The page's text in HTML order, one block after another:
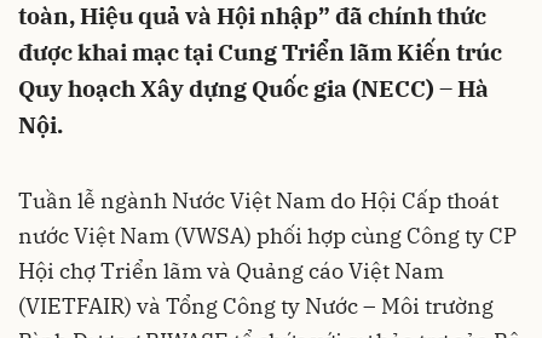
toàn, Hiệu quả và Hội nhập” đã chính thức
được khai mạc tại Cung Triển lãm Kiến trúc
Quy hoạch Xây dựng Quốc gia (NECC) – Hà
Nội.
Tuần lễ ngành Nước Việt Nam do Hội Cấp thoát
nước Việt Nam (VWSA) phối hợp cùng Công ty CP
Hội chợ Triển lãm và Quảng cáo Việt Nam
(VIETFAIR) và Tổng Công ty Nước – Môi trường